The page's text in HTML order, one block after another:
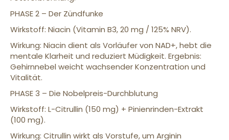
PHASE 2 – Der Zündfunke
Wirkstoff: Niacin (Vitamin B3, 20 mg / 125% NRV).
Wirkung: Niacin dient als Vorläufer von NAD+, hebt die
mentale Klarheit und reduziert Müdigkeit. Ergebnis:
Gehirnnebel weicht wachsender Konzentration und
Vitalität.
PHASE 3 – Die Nobelpreis-Durchblutung
Wirkstoff: L-Citrullin (150 mg) + Pinienrinden-Extrakt
(100 mg).
Wirkung: Citrullin wirkt als Vorstufe, um Arginin